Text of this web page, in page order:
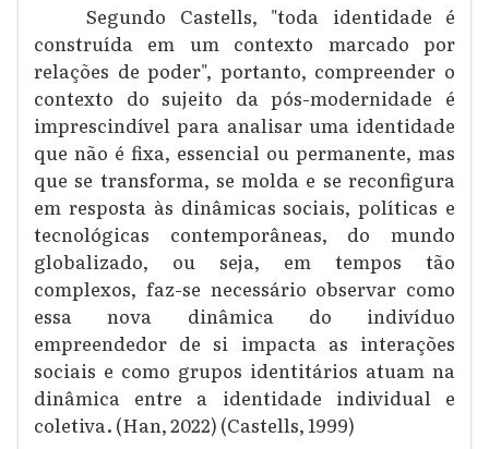
Segundo Castells, "toda identidade é
construída em um contexto marcado por
relações de poder", portanto, compreender o
contexto do sujeito da pós-modernidade é
imprescindível para analisar uma identidade
que não é fixa, essencial ou permanente, mas
que se transforma, se molda e se reconfigura
em resposta às dinâmicas sociais, políticas e
tecnológicas contemporâneas, do mundo
globalizado, ou seja, em tempos tão
complexos, faz-se necessário observar como
essa nova dinâmica do indivíduo
empreendedor de si impacta as interações
sociais e como grupos identitários atuam na
dinâmica entre a identidade individual e
coletiva. (Han, 2022) (Castells, 1999)